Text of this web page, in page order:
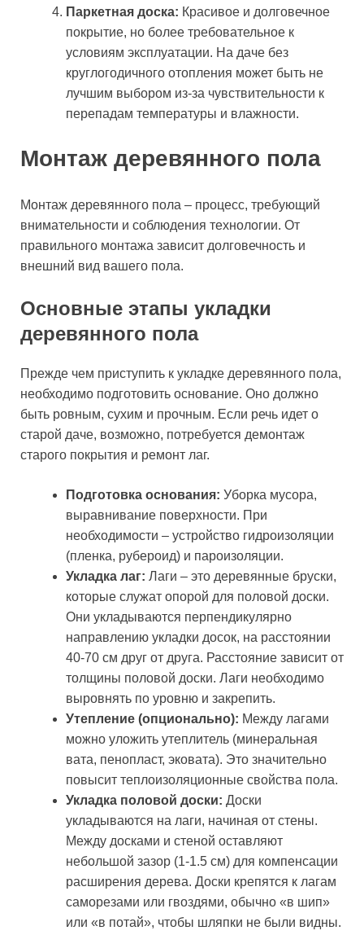
Паркетная доска: Красивое и долговечное
покрытие, но более требовательное к
условиям эксплуатации. На даче без
круглогодичного отопления может быть не
лучшим выбором из-за чувствительности к
перепадам температуры и влажности.
Монтаж деревянного пола
Монтаж деревянного пола – процесс, требующий
внимательности и соблюдения технологии. От
правильного монтажа зависит долговечность и
внешний вид вашего пола.
Основные этапы укладки
деревянного пола
Прежде чем приступить к укладке деревянного пола,
необходимо подготовить основание. Оно должно
быть ровным, сухим и прочным. Если речь идет о
старой даче, возможно, потребуется демонтаж
старого покрытия и ремонт лаг.
Подготовка основания: Уборка мусора,
выравнивание поверхности. При
необходимости – устройство гидроизоляции
(пленка, рубероид) и пароизоляции.
Укладка лаг: Лаги – это деревянные бруски,
которые служат опорой для половой доски.
Они укладываются перпендикулярно
направлению укладки досок, на расстоянии
40-70 см друг от друга. Расстояние зависит от
толщины половой доски. Лаги необходимо
выровнять по уровню и закрепить.
Утепление (опционально): Между лагами
можно уложить утеплитель (минеральная
вата, пенопласт, эковата). Это значительно
повысит теплоизоляционные свойства пола.
Укладка половой доски: Доски
укладываются на лаги, начиная от стены.
Между досками и стеной оставляют
небольшой зазор (1-1.5 см) для компенсации
расширения дерева. Доски крепятся к лагам
саморезами или гвоздями, обычно «в шип»
или «в потай», чтобы шляпки не были видны.